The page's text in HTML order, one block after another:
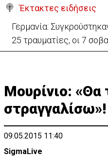
Έκτακτες ειδήσεις
Αυτά είναι τα νέα
Ημικρατικών
Μουρίνιο: «Θα
09.05.2015 11:40
SigmaLive